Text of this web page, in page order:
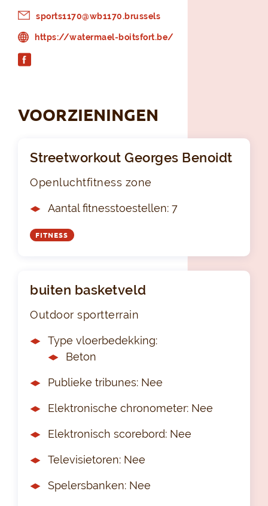
sports1170@wb1170.brussels
https://watermael-boitsfort.be/
VOORZIENINGEN
Streetworkout Georges Benoidt
Openluchtfitness zone
Aantal fitnesstoestellen: 7
FITNESS
buiten basketveld
Outdoor sportterrain
Type vloerbedekking:
Beton
Publieke tribunes: Nee
Elektronische chronometer: Nee
Elektronisch scorebord: Nee
Televisietoren: Nee
Spelersbanken: Nee